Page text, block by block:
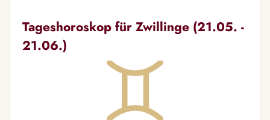
Tageshoroskop für Zwillinge (21.05. -
21.06.)